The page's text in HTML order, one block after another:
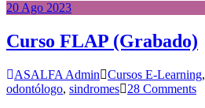
20 Ago 2023
Curso FLAP (Grabado)
ASALFA Admin Cursos E-Learning,
odontólogo, sindromes
28 Comments